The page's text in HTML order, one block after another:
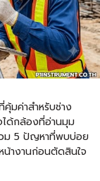
มค่าสำหรับช่าง
ได้กล้องที่อ่านมุม
วม 5 ปัญหาที่พบบ่อย
างานก่อนตัดสินใจ